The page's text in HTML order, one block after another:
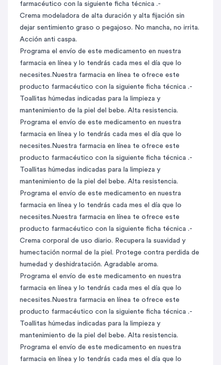
farmacéutico con la siguiente ficha técnica .-
Crema modeladora de alta duración y alta fijación sin
dejar sentimiento graso o pegajoso. No mancha, no irrita.
Acción anti caspa.
Programa el envío de este medicamento en nuestra
farmacia en línea y lo tendrás cada mes el día que lo
necesites.Nuestra farmacia en línea te ofrece este
producto farmacéutico con la siguiente ficha técnica .-
Toallitas húmedas indicadas para la limpieza y
mantenimiento de la piel del bebe. Alta resistencia.
Programa el envío de este medicamento en nuestra
farmacia en línea y lo tendrás cada mes el día que lo
necesites.Nuestra farmacia en línea te ofrece este
producto farmacéutico con la siguiente ficha técnica .-
Toallitas húmedas indicadas para la limpieza y
mantenimiento de la piel del bebe. Alta resistencia.
Programa el envío de este medicamento en nuestra
farmacia en línea y lo tendrás cada mes el día que lo
necesites.Nuestra farmacia en línea te ofrece este
producto farmacéutico con la siguiente ficha técnica .-
Crema corporal de uso diario. Recupera la suavidad y
humectación normal de la piel. Protege contra perdida de
humedad y deshidratación. Agradable aroma.
Programa el envío de este medicamento en nuestra
farmacia en línea y lo tendrás cada mes el día que lo
necesites.Nuestra farmacia en línea te ofrece este
producto farmacéutico con la siguiente ficha técnica .-
Toallitas húmedas indicadas para la limpieza y
mantenimiento de la piel del bebe. Alta resistencia.
Programa el envío de este medicamento en nuestra
farmacia en línea y lo tendrás cada mes el día que lo